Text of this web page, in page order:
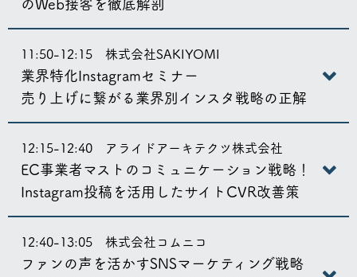
のWeb接客を徹底解剖
11:50-12:15 株式会社SAKIYOMI
業界特化Instagramセミナー
売り上げに繋がる業界別インスタ戦略の正解
12:15-12:40 アライドアーキテクツ株式会社
EC事業者マストのコミュニケーション戦略！
Instagram投稿を活用したサイトCVR改善策
12:40-13:05 株式会社コムニコ
ファンの声を活かすSNSマーケティング戦略